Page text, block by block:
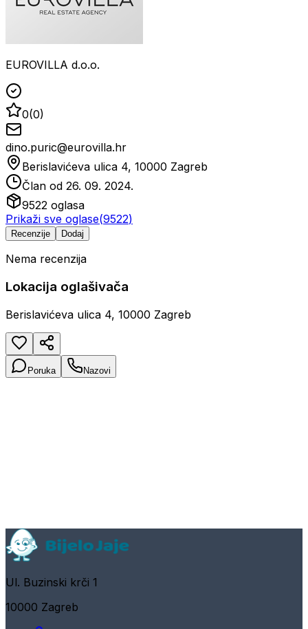
EUROVILLA d.o.o.
0(0)
dino.puric@eurovilla.hr
Berislavićeva ulica 4, 10000 Zagreb
Član od 26. 09. 2024.
9522 oglasa
Prikaži sve oglase(9522)
Recenzije Dodaj
Nema recenzija
Lokacija oglašivača
Berislavićeva ulica 4, 10000 Zagreb
Poruka Nazovi
Ul. Buzinski krči 1
10000 Zagreb